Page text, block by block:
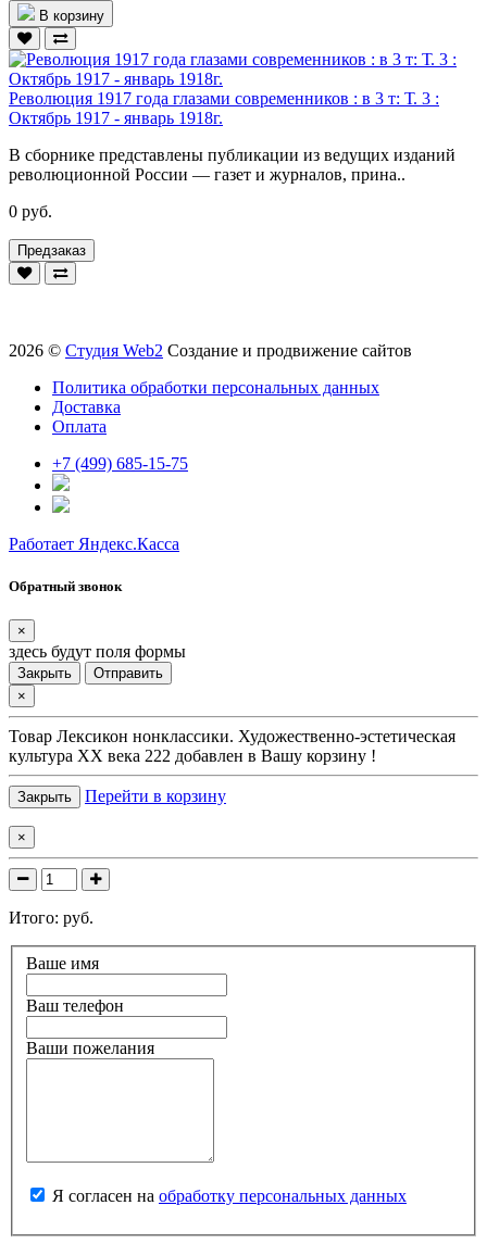
В корзину
Революция 1917 года глазами современников : в 3 т: Т. 3 :
Октябрь 1917 - январь 1918г.
В сборнике представлены публикации из ведущих изданий
революционной России — газет и журналов, прина..
0 руб.
Предзаказ
2026 © Студия Web2 Создание и продвижение сайтов
Политика обработки персональных данных
Доставка
Оплата
+7 (499) 685-15-75
Работает Яндекс.Касса
Обратный звонок
×
здесь будут поля формы
Закрыть
Отправить
×
Товар Лексикон нонклассики. Художественно-эстетическая
культура XX века 222 добавлен в Вашу корзину !
Закрыть Перейти в корзину
×
Итого: руб.
Ваше имя
Ваш телефон
Ваши пожелания
Я согласен на обработку персональных данных